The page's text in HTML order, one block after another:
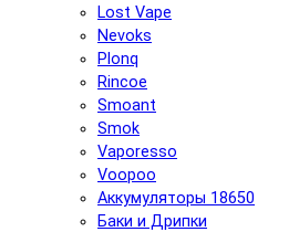
Lost Vape
Nevoks
Plonq
Rincoe
Smoant
Smok
Vaporesso
Voopoo
Аккумуляторы 18650
Баки и Дрипки